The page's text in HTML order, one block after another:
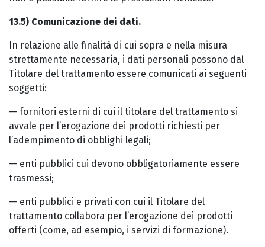
13.5) Comunicazione dei dati.
In relazione alle finalità di cui sopra e nella misura
strettamente necessaria, i dati personali possono dal
Titolare del trattamento essere comunicati ai seguenti
soggetti:
— fornitori esterni di cui il titolare del trattamento si
avvale per l’erogazione dei prodotti richiesti per
l’adempimento di obblighi legali;
— enti pubblici cui devono obbligatoriamente essere
trasmessi;
— enti pubblici e privati con cui il Titolare del
trattamento collabora per l’erogazione dei prodotti
offerti (come, ad esempio, i servizi di formazione).